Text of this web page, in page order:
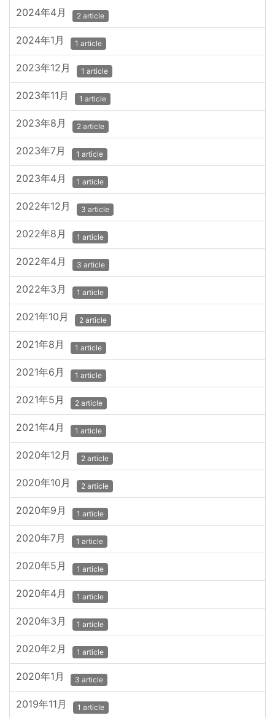
2024年4月 2 article
2024年1月 1 article
2023年12月 1 article
2023年11月 1 article
2023年8月 2 article
2023年7月 1 article
2023年4月 1 article
2022年12月 3 article
2022年8月 1 article
2022年4月 3 article
2022年3月 1 article
2021年10月 2 article
2021年8月 1 article
2021年6月 1 article
2021年5月 2 article
2021年4月 1 article
2020年12月 2 article
2020年10月 2 article
2020年9月 1 article
2020年7月 1 article
2020年5月 1 article
2020年4月 1 article
2020年3月 1 article
2020年2月 1 article
2020年1月 3 article
2019年11月 1 article